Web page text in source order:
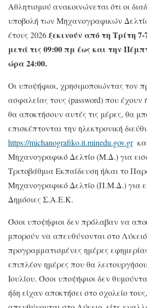
Αθλητισμού ανακοινώνεται ότι οι
υποβολή των Μηχανογραφικών
έτους 2026ξεκινούν από τη Τρίτη
μετά τις 09:00 πμ έως και την
ώρα 24:00.
Οι υποψήφιοι, χρησιμοποιώντας τον
ασφαλείας τους (password) που έχουν
θα αποκτήσουν αυτές τις μέρες, θα
επισκέπτονται την ηλεκτρονική
https://michanografiko.it.minedu.gov.gr
Μηχανογραφικό Δελτίο (Μ.Δ.) για
Τριτοβάθμια Εκπαίδευση ή/και το
Μηχανογραφικό Δελτίο (Π.Μ.Δ.) για
Δημόσιες Σ.Α.Ε.Κ.
Όσοι υποψήφιοι δεν πρόλαβαν να
μπορούν να απευθύνονται στο Λύκειό
προγραμματισμένες ημέρες
επιπλέον ημέρες που θα
Ιουλίου. Όσοι υποψήφιοι δεν
ήδη είχαν αποκτήσει στο σχολείο